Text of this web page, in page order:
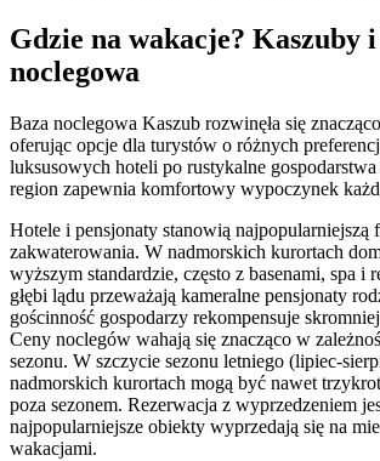
Gdzie na wakacje? Kaszuby
noclegowa
Baza noclegowa Kaszub rozwinęła się
oferując opcje dla turystów o różnych
luksusowych hoteli po rustykalne
region zapewnia komfortowy wypoczynek
Hotele i pensjonaty stanowią najpopularniejszą
zakwaterowania. W nadmorskich kurortach
wyższym standardzie, często z basenami, spa i
głębi lądu przeważają kameralne pensjonaty
gościnność gospodarzy rekompensuje
Ceny noclegów wahają się znacząco w
sezonu. W szczycie sezonu letniego (lipiec-
nadmorskich kurortach mogą być nawet
poza sezonem. Rezerwacja z wyprzedzeniem
najpopularniejsze obiekty wyprzedają się na
wakacjami.